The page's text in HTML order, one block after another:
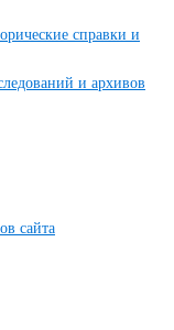
справки и
и архивов
сайта